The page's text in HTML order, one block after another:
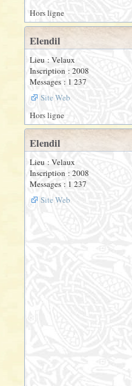
Hors ligne
Elendil
Lieu : Velaux
Inscription : 2008
Messages : 1 237
Site Web
Hors ligne
Elendil
Lieu : Velaux
Inscription : 2008
Messages : 1 237
Site Web